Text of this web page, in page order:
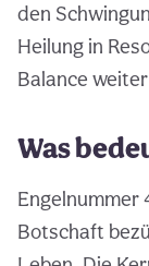
den
Heilung in
Balance
Was
Botschaft